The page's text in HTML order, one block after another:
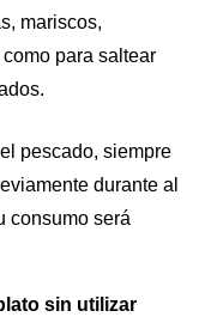
mariscos,
para saltear
pescado, siempre
durante al
consumo será
sin utilizar